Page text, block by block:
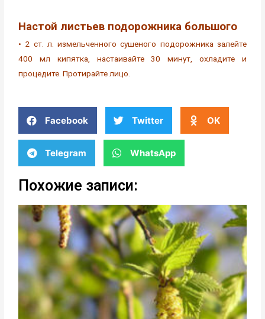
Настой листьев подорожника большого
• 2 ст. л. измельченного сушеного подорожника залейте
400 мл кипятка, настаивайте 30 минут, охладите и
процедите. Протирайте лицо.
Facebook Twitter OK
Telegram WhatsApp
Похожие записи: